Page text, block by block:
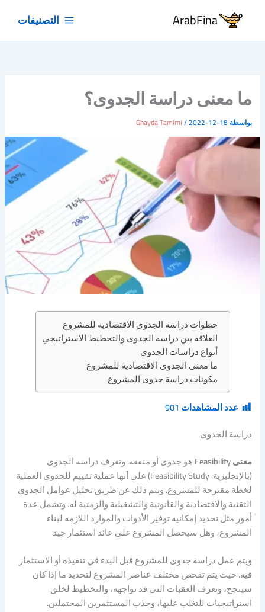
ArabFina التصنيفات
ما معنى دراسة الجدوى؟
بواسطة Ghayda Tamimi/2022-12-18
خطوات دراسة الجدوى الاقتصادية للمشروع
العلاقة بين دراسة الجدوى والتخطيط الاستراتيجي
أنواع دراسات الجدوى
ما معنى الجدوى الاقتصادية للمشروع
مكونات دراسة جدوى المشروع
عدد المشاهدات 901
دراسة الجدوى
معنى Feasibility
هو جدوى أو منفعة. وتعرف دراسة الجدوى
(بالإنجليزية: Feasibility Study) على أنها عملية تقييم للجدوى العملية
لخطة مقترحة للمشروع. ويتم ذلك عن طريق تحليل عوامل الجدوى
التقنية والاقتصادية والقانونية والتشغيلية والزمنية له. وتشمل عدة
أمور مثل تحديد إمكانية توفير الأدوات والموارد اللازمة لبناء
المشروع، وهل سيحصل المشروع على عائد استثمار جيد
ويتم عمل دراسة جدوى للمشروع قبل البدء في تنفيذه أو الاستثمار
فيه. حيث يتم تفحص مختلف عناصر المشروع لتحديد ما إذا كان
سينجح، وتعرف العقبات التي قد تواجهه، والتخطيط لخلق
استراتيجيات للتغلب عليها، وجذب المستثمرين المحتملين.